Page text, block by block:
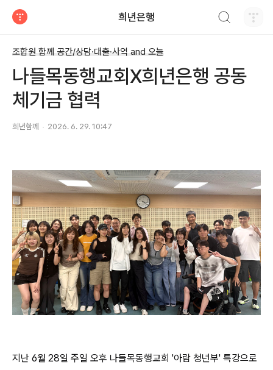
희년은행
조합원 함께 공간/상담·대출·사역 and 오늘
나들목동행교회X희년은행 공동
체기금 협력
희년함께 2026. 6. 29. 10:47
지난 6월 28일 주일 오후 나들목동행교회 '아람 청년부' 특강으로